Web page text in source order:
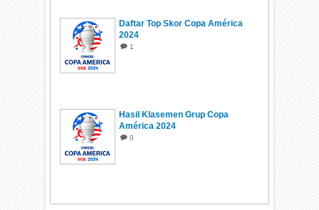
Daftar Top Skor Copa América
2024
1
Hasil Klasemen Grup Copa
América 2024
0